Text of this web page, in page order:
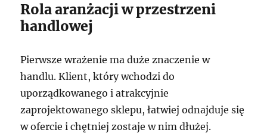
Rola aranżacji w przestrzeni
handlowej
Pierwsze wrażenie ma duże znaczenie w
handlu. Klient, który wchodzi do
uporządkowanego i atrakcyjnie
zaprojektowanego sklepu, łatwiej odnajduje się
w ofercie i chętniej zostaje w nim dłużej.